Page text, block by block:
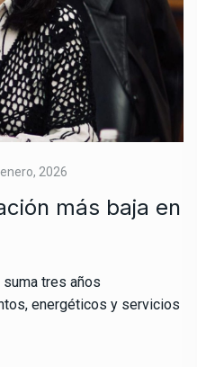
2026
más baja en
tres años
energéticos y servicios